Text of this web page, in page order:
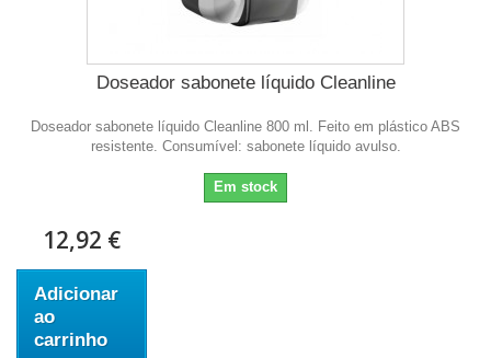
Doseador sabonete líquido Cleanline
Doseador sabonete líquido Cleanline 800 ml. Feito em plástico ABS
resistente. Consumível: sabonete líquido avulso.
Em stock
12,92 €
Adicionar
ao
carrinho